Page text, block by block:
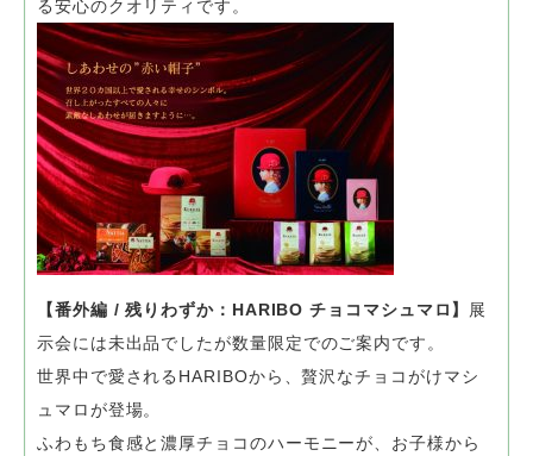
る安心のクオリティです。
【番外編 / 残りわずか：HARIBO チョコマシュマロ】
展
示会には未出品でしたが数量限定でのご案内です。
世界中で愛されるHARIBOから、贅沢なチョコがけマシ
ュマロが登場。
ふわもち食感と濃厚チョコのハーモニーが、お子様から